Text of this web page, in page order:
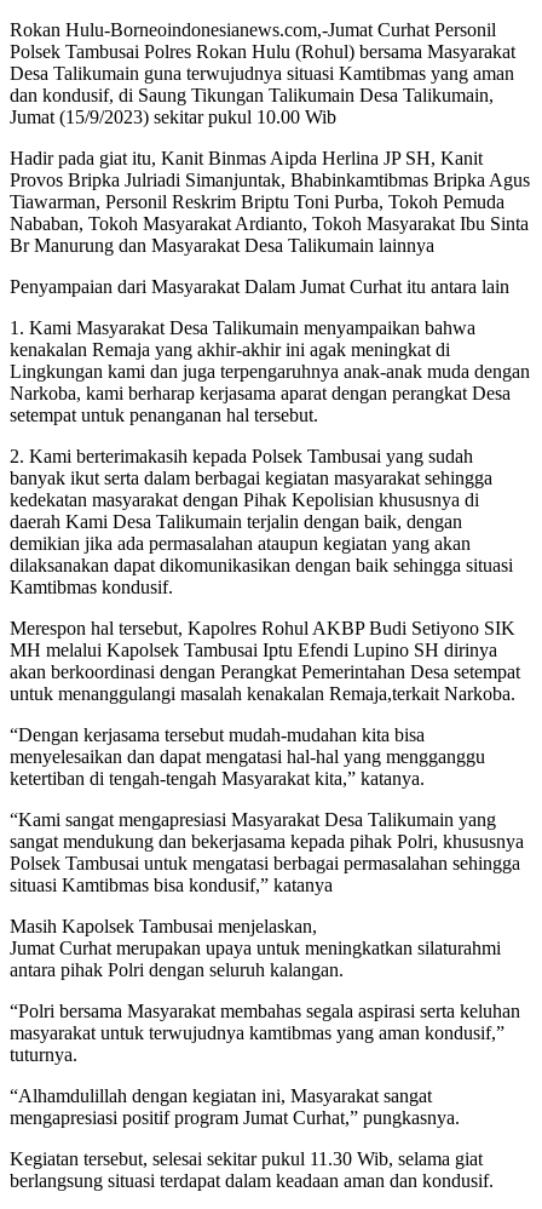
Rokan Hulu-Borneoindonesianews.com,-Jumat Curhat Personil
Polsek Tambusai Polres Rokan Hulu (Rohul) bersama Masyarakat
Desa Talikumain guna terwujudnya situasi Kamtibmas yang aman
dan kondusif, di Saung Tikungan Talikumain Desa Talikumain,
Jumat (15/9/2023) sekitar pukul 10.00 Wib
Hadir pada giat itu, Kanit Binmas Aipda Herlina JP SH, Kanit
Provos Bripka Julriadi Simanjuntak, Bhabinkamtibmas Bripka Agus
Tiawarman, Personil Reskrim Briptu Toni Purba, Tokoh Pemuda
Nababan, Tokoh Masyarakat Ardianto, Tokoh Masyarakat Ibu Sinta
Br Manurung dan Masyarakat Desa Talikumain lainnya
Penyampaian dari Masyarakat Dalam Jumat Curhat itu antara lain
1. Kami Masyarakat Desa Talikumain menyampaikan bahwa
kenakalan Remaja yang akhir-akhir ini agak meningkat di
Lingkungan kami dan juga terpengaruhnya anak-anak muda dengan
Narkoba, kami berharap kerjasama aparat dengan perangkat Desa
setempat untuk penanganan hal tersebut.
2. Kami berterimakasih kepada Polsek Tambusai yang sudah
banyak ikut serta dalam berbagai kegiatan masyarakat sehingga
kedekatan masyarakat dengan Pihak Kepolisian khususnya di
daerah Kami Desa Talikumain terjalin dengan baik, dengan
demikian jika ada permasalahan ataupun kegiatan yang akan
dilaksanakan dapat dikomunikasikan dengan baik sehingga situasi
Kamtibmas kondusif.
Merespon hal tersebut, Kapolres Rohul AKBP Budi Setiyono SIK
MH melalui Kapolsek Tambusai Iptu Efendi Lupino SH dirinya
akan berkoordinasi dengan Perangkat Pemerintahan Desa setempat
untuk menanggulangi masalah kenakalan Remaja,terkait Narkoba.
“Dengan kerjasama tersebut mudah-mudahan kita bisa
menyelesaikan dan dapat mengatasi hal-hal yang mengganggu
ketertiban di tengah-tengah Masyarakat kita,” katanya.
“Kami sangat mengapresiasi Masyarakat Desa Talikumain yang
sangat mendukung dan bekerjasama kepada pihak Polri, khususnya
Polsek Tambusai untuk mengatasi berbagai permasalahan sehingga
situasi Kamtibmas bisa kondusif,” katanya
Masih Kapolsek Tambusai menjelaskan,
Jumat Curhat merupakan upaya untuk meningkatkan silaturahmi
antara pihak Polri dengan seluruh kalangan.
“Polri bersama Masyarakat membahas segala aspirasi serta keluhan
masyarakat untuk terwujudnya kamtibmas yang aman kondusif,”
tuturnya.
“Alhamdulillah dengan kegiatan ini, Masyarakat sangat
mengapresiasi positif program Jumat Curhat,” pungkasnya.
Kegiatan tersebut, selesai sekitar pukul 11.30 Wib, selama giat
berlangsung situasi terdapat dalam keadaan aman dan kondusif.